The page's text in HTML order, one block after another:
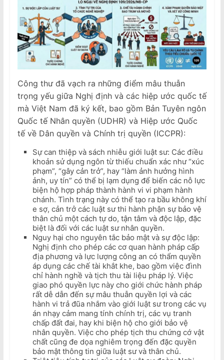
Công thư đã vạch ra những điểm mâu thuẫn
trọng yếu giữa Nghị định và các hiệp ước quốc tế
mà Việt Nam đã ký kết, bao gồm Bản Tuyên ngôn
Quốc tế Nhân quyền (UDHR) và Hiệp ước Quốc
tế về Dân quyền và Chính trị quyền (ICCPR):
Sự can thiệp và sách nhiễu giới luật sư: Các điều
khoản sử dụng ngôn từ thiếu chuẩn xác như “xúc
phạm”, “gây cản trở”, hay “làm ảnh hưởng hình
ảnh, uy tín” có thể bị lạm dụng để biến các nỗ lực
biện hộ hợp pháp thành hành vi vi phạm hành
chánh. Tình trạng này có thể tạo ra bầu không khí
e sợ, cản trở các luật sư thi hành phận sự bảo vệ
thân chủ một cách tự do, tận tâm và độc lập, đặc
biệt là đối với các luật sư nhân quyền.
Nguy hại cho nguyên tắc bảo mật và sự độc lập:
Nghị định cho phép các cơ quan hành pháp cấp
địa phương và lực lượng công an có thẩm quyền
áp dụng các chế tài khắt khe, bao gồm việc đình
chỉ hành nghề và tịch thu tài liệu pháp lý. Việc
giao phó quyền lực này cho giới chức hành pháp
rất dễ dẫn đến sự mâu thuẫn quyền lợi và các
hành vi trả đũa nhắm vào giới luật sư trong các vụ
án nhạy cảm mang tính chính trị, các vụ tranh
chấp đất đai, hay khi biện hộ cho giới bảo vệ
nhân quyền. Việc cho phép tịch thu chứng cớ vật
chất cũng đe dọa nghiêm trọng đến đặc quyền
bảo mật thông tin giữa luật sư và thân chủ.